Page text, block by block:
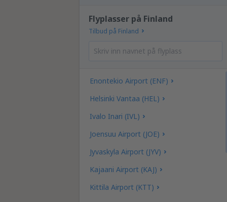
Flyplasser på Finland
Tilbud på Finland
Enontekio Airport (ENF)
Helsinki Vantaa (HEL)
Ivalo Inari (IVL)
Joensuu Airport (JOE)
Jyvaskyla Airport (JYV)
Kajaani Airport (KAJ)
Kittila Airport (KTT)